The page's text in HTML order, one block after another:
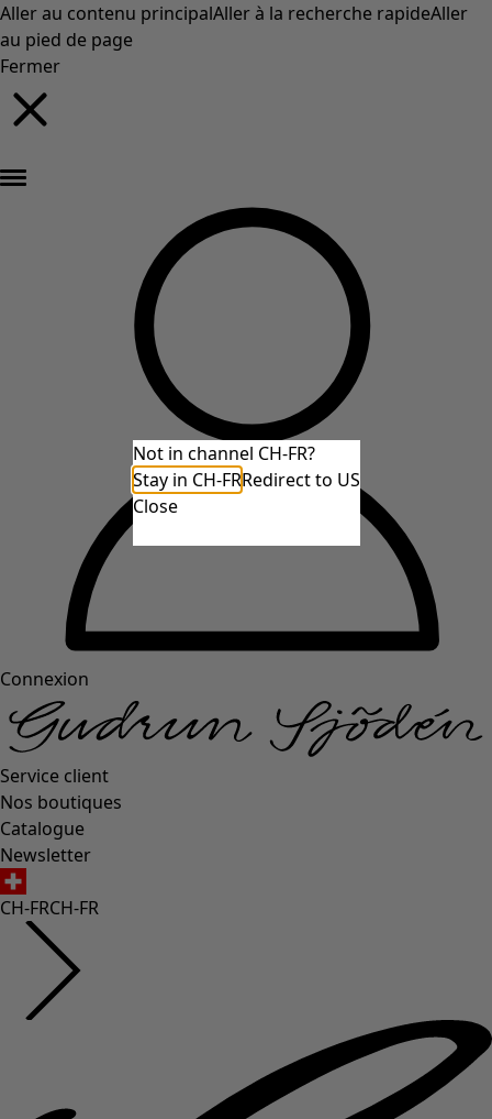
Aller au contenu principalAller à la recherche rapideAller
au pied de page
Fermer
Connexion
Service client
Nos boutiques
Catalogue
Newsletter
CH-FRCH-FR
Not in channel CH-FR?
Stay in CH-FRRedirect to US
Close